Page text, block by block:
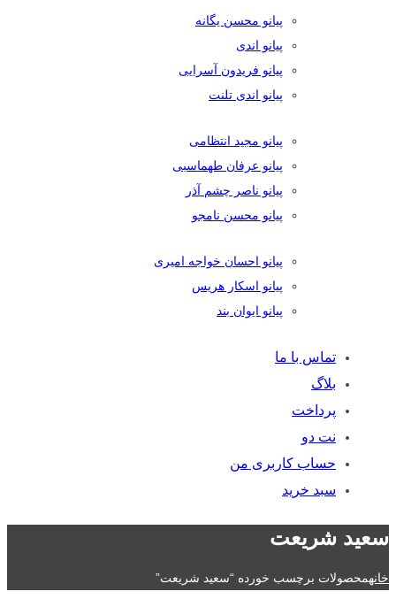
پیانو محسن یگانه
پیانو اندی
پیانو فریدون آسرایی
پیانو اندی تلنت
پیانو مجید انتظامی
پیانو عرفان طهماسبی
پیانو ناصر چشم آذر
پیانو محسن نامجو
پیانو احسان خواجه امیری
پیانو اسکار هریس
پیانو ایوان بند
تماس با ما
بلاگ
پرداخت
نت دو
حساب کاربری من
سبد خرید
سعید شریعت
خانهمحصولات برچسب خورده “سعید شریعت”